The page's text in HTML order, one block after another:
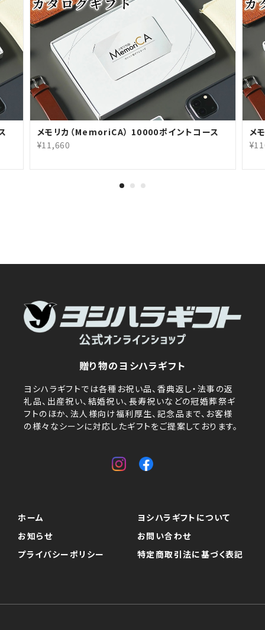
メモリカ（MemoriCA） 10000ポイントコース
¥11,660
メ
贈り物のヨシハラギフト
ヨシハラギフトでは各種お祝い品、香典返し・法事の返
礼品、出産祝い、結婚祝い、長寿祝いなどの冠婚葬祭ギ
フトのほか、法人様向け福利厚生、記念品まで、お客様
の様々なシーンに対応したギフトをご提案しております。
ホーム
ヨシハラギフトについて
お知らせ
お問い合わせ
プライバシーポリシー
特定商取引法に基づく表記